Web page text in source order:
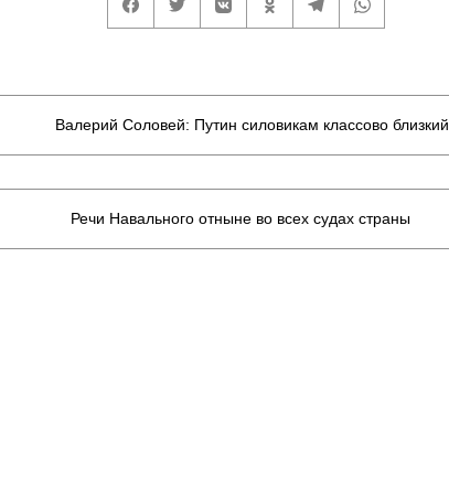
Валерий Соловей: Путин силовикам классово близкий
Речи Навального отныне во всех судах страны